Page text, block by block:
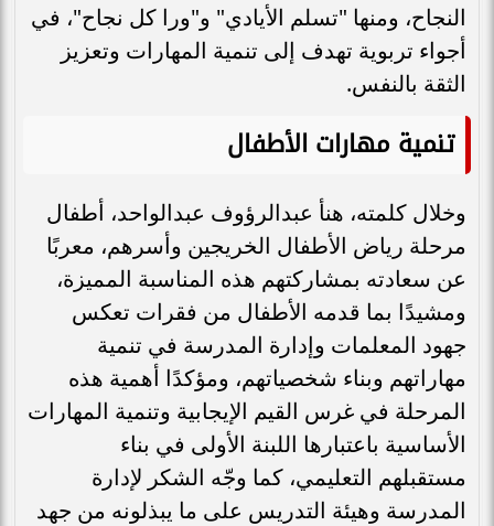
النجاح، ومنها "تسلم الأيادي" و"ورا كل نجاح"، في
أجواء تربوية تهدف إلى تنمية المهارات وتعزيز
الثقة بالنفس.
تنمية مهارات الأطفال
وخلال كلمته، هنأ عبدالرؤوف عبدالواحد، أطفال
مرحلة رياض الأطفال الخريجين وأسرهم، معربًا
عن سعادته بمشاركتهم هذه المناسبة المميزة،
ومشيدًا بما قدمه الأطفال من فقرات تعكس
جهود المعلمات وإدارة المدرسة في تنمية
مهاراتهم وبناء شخصياتهم، ومؤكدًا أهمية هذه
المرحلة في غرس القيم الإيجابية وتنمية المهارات
الأساسية باعتبارها اللبنة الأولى في بناء
مستقبلهم التعليمي، كما وجّه الشكر لإدارة
المدرسة وهيئة التدريس على ما يبذلونه من جهد